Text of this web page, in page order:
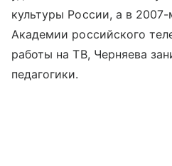
культуры России, а в
Академии российского
работы на ТВ, Черняева
педагогики.